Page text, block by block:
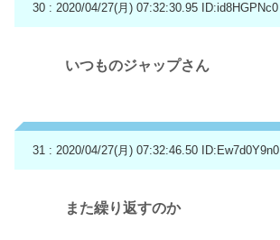
30 : 2020/04/27(月) 07:32:30.95 ID:id8HGPNc0
いつものジャップさん
31 : 2020/04/27(月) 07:32:46.50 ID:Ew7d0Y9n0
また繰り返すのか